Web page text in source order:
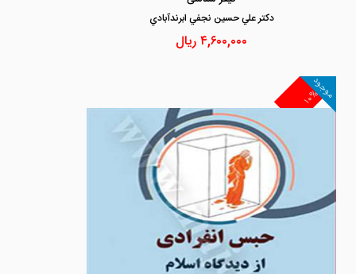
دكتر علي حسين نجفي ابرندآبادي
۴,۶۰۰,۰۰۰ریال
۱۰%
موجود